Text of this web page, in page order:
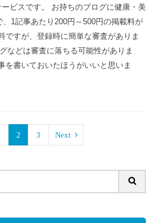
ビスです。 お持ちのブログに健康・美
1記事あたり200円～500円の掲載料が
ですが、登録時に簡単な審査がありま
などは審査に落ちる可能性がありま
を書いておいたほうがいいと思いま
2 3 Next